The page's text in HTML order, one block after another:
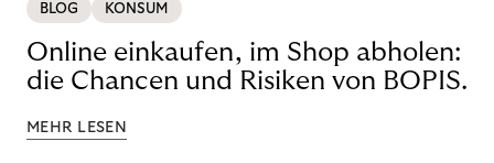
BLOG KONSUM
Online einkaufen, im Shop abholen:
die Chancen und Risiken von BOPIS.
MEHR LESEN